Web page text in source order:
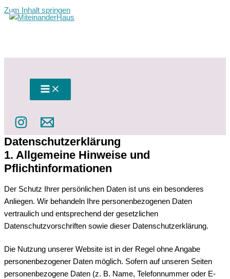
Zum Inhalt springen
Datenschutzerklärung
1. Allgemeine Hinweise und
Pflichtinformationen
Der Schutz Ihrer persönlichen Daten ist uns ein besonderes
Anliegen. Wir behandeln Ihre personenbezogenen Daten
vertraulich und entsprechend der gesetzlichen
Datenschutzvorschriften sowie dieser Datenschutzerklärung.
Die Nutzung unserer Website ist in der Regel ohne Angabe
personenbezogener Daten möglich. Sofern auf unseren Seiten
personenbezogene Daten (z. B. Name, Telefonnummer oder E-